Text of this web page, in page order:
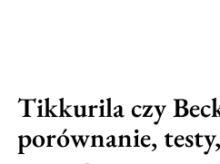
Tikkurila czy
porównanie,